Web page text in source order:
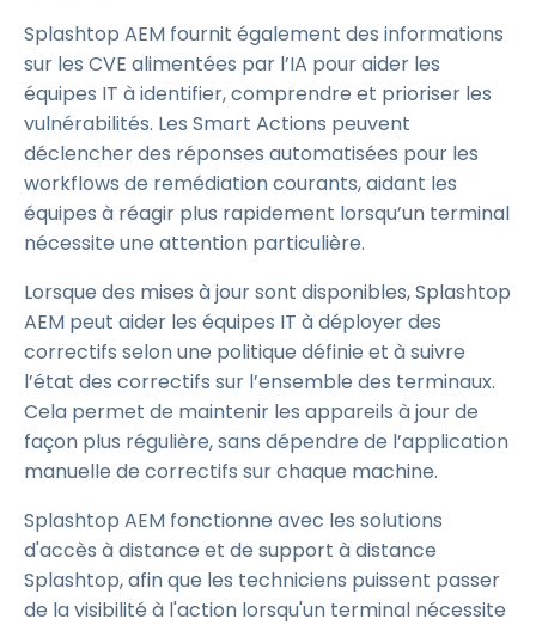
Splashtop AEM fournit également des informations
sur les CVE alimentées par l’IA pour aider les
équipes IT à identifier, comprendre et prioriser les
vulnérabilités. Les Smart Actions peuvent
déclencher des réponses automatisées pour les
workflows de remédiation courants, aidant les
équipes à réagir plus rapidement lorsqu’un terminal
nécessite une attention particulière.
Lorsque des mises à jour sont disponibles, Splashtop
AEM peut aider les équipes IT à déployer des
correctifs selon une politique définie et à suivre
l’état des correctifs sur l’ensemble des terminaux.
Cela permet de maintenir les appareils à jour de
façon plus régulière, sans dépendre de l’application
manuelle de correctifs sur chaque machine.
Splashtop AEM fonctionne avec les solutions
d'accès à distance et de support à distance
Splashtop, afin que les techniciens puissent passer
de la visibilité à l'action lorsqu'un terminal nécessite